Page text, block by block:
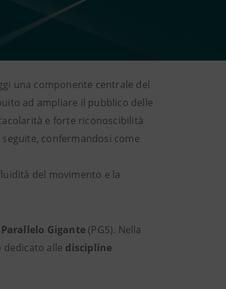
una componente centrale del
ad ampliare il pubblico delle
e forte riconoscibilità
confermandosi come
del movimento e la
Gigante (PGS). Nella
dedicato alle discipline